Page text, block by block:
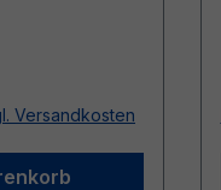
Versandkosten